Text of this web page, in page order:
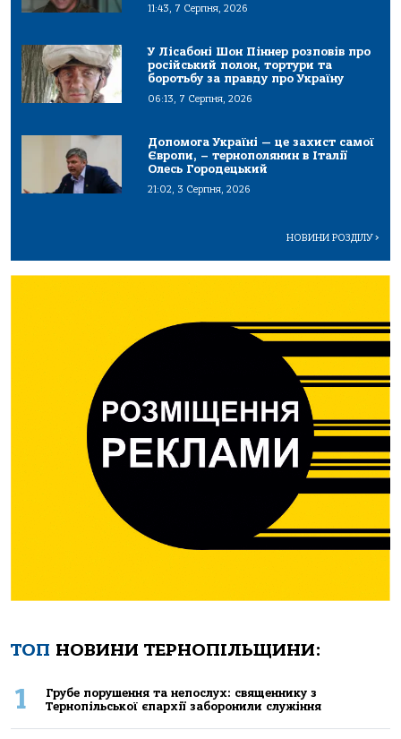
11:43, 7 Серпня, 2026
У Лісабоні Шон Піннер розповів про
російський полон, тортури та
боротьбу за правду про Україну
06:13, 7 Серпня, 2026
Допомога Україні — це захист самої
Європи, – тернополянин в Італії
Олесь Городецький
21:02, 3 Серпня, 2026
НОВИНИ РОЗДІЛУ>
ТОП НОВИНИ ТЕРНОПІЛЬЩИНИ:
1
Грубе порушення та непослух: священнику з
Тернопільської єпархії заборонили служіння